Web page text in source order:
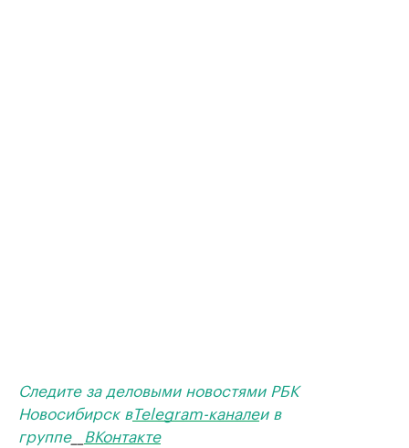
Следите за деловыми новостями РБК
Новосибирск вTelegram-каналеи в
группе__ ВКонтакте